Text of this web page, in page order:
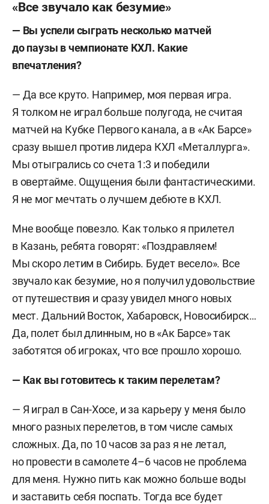
«Все звучало как безумие»
— Вы успели сыграть несколько матчей
до паузы в чемпионате КХЛ. Какие
впечатления?
— Да все круто. Например, моя первая игра.
Я толком не играл больше полугода, не считая
матчей на Кубке Первого канала, а в «Ак Барсе»
сразу вышел против лидера КХЛ «Металлурга».
Мы отыгрались со счета 1:3 и победили
в овертайме. Ощущения были фантастическими.
Я не мог мечтать о лучшем дебюте в КХЛ.
Мне вообще повезло. Как только я прилетел
в Казань, ребята говорят: «Поздравляем!
Мы скоро летим в Сибирь. Будет весело». Все
звучало как безумие, но я получил удовольствие
от путешествия и сразу увидел много новых
мест. Дальний Восток, Хабаровск, Новосибирск…
Да, полет был длинным, но в «Ак Барсе» так
заботятся об игроках, что все прошло хорошо.
— Как вы готовитесь к таким перелетам?
— Я играл в Сан-Хосе, и за карьеру у меня было
много разных перелетов, в том числе самых
сложных. Да, по 10 часов за раз я не летал,
но провести в самолете 4–6 часов не проблема
для меня. Нужно пить как можно больше воды
и заставить себя поспать. Тогда все будет